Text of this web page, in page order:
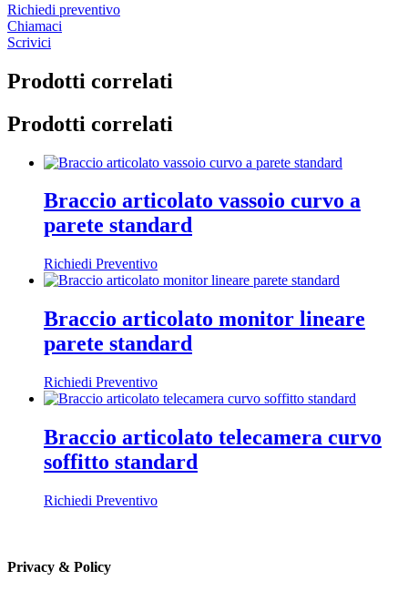
Richiedi preventivo
Chiamaci
Scrivici
Prodotti correlati
Prodotti correlati
Braccio articolato vassoio curvo a
parete standard
Richiedi Preventivo
Braccio articolato monitor lineare
parete standard
Richiedi Preventivo
Braccio articolato telecamera curvo
soffitto standard
Richiedi Preventivo
Privacy & Policy